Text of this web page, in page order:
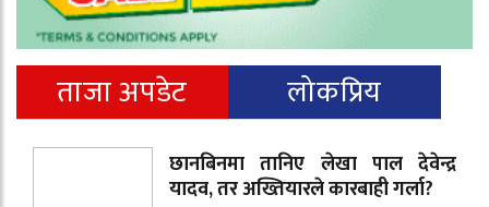
ताजा अपडेट लोकप्रिय
छानबिनमा तानिए लेखा पाल देवेन्द्र
यादव, तर अख्तियारले कारबाही गर्ला?